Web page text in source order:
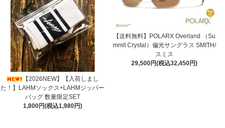
【2026NEW】【入荷しまし
た！】LAHMソックス+LAHMジッパー
バッグ 数量限定SET
1,800円(税込1,980円)
【送料無料】POLARX Overland （Su
mmit Crystal）偏光サングラス SMITH/
スミス
29,500円(税込32,450円)